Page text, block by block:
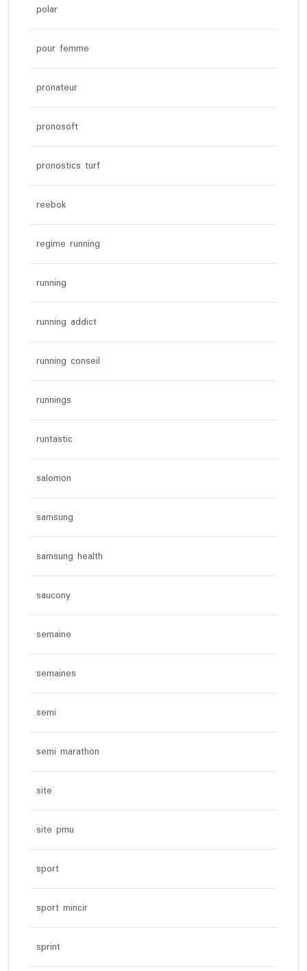
polar
pour femme
pronateur
pronosoft
pronostics turf
reebok
regime running
running
running addict
running conseil
runnings
runtastic
salomon
samsung
samsung health
saucony
semaine
semaines
semi
semi marathon
site
site pmu
sport
sport mincir
sprint